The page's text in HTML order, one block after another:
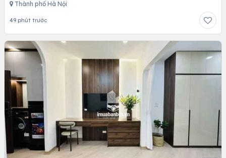
Thành phố Hà Nội
49 phút trước